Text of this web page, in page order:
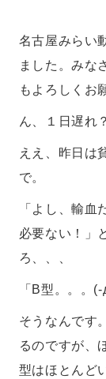
名古屋みらい
ました。みな
もよろしくお
ん、１日遅れ？
ええ、昨日は
で。
「よし、輸
必要ない！」
ろ、、、
「B型。。。(-
そうなんです
るのですが、
型はほとんど